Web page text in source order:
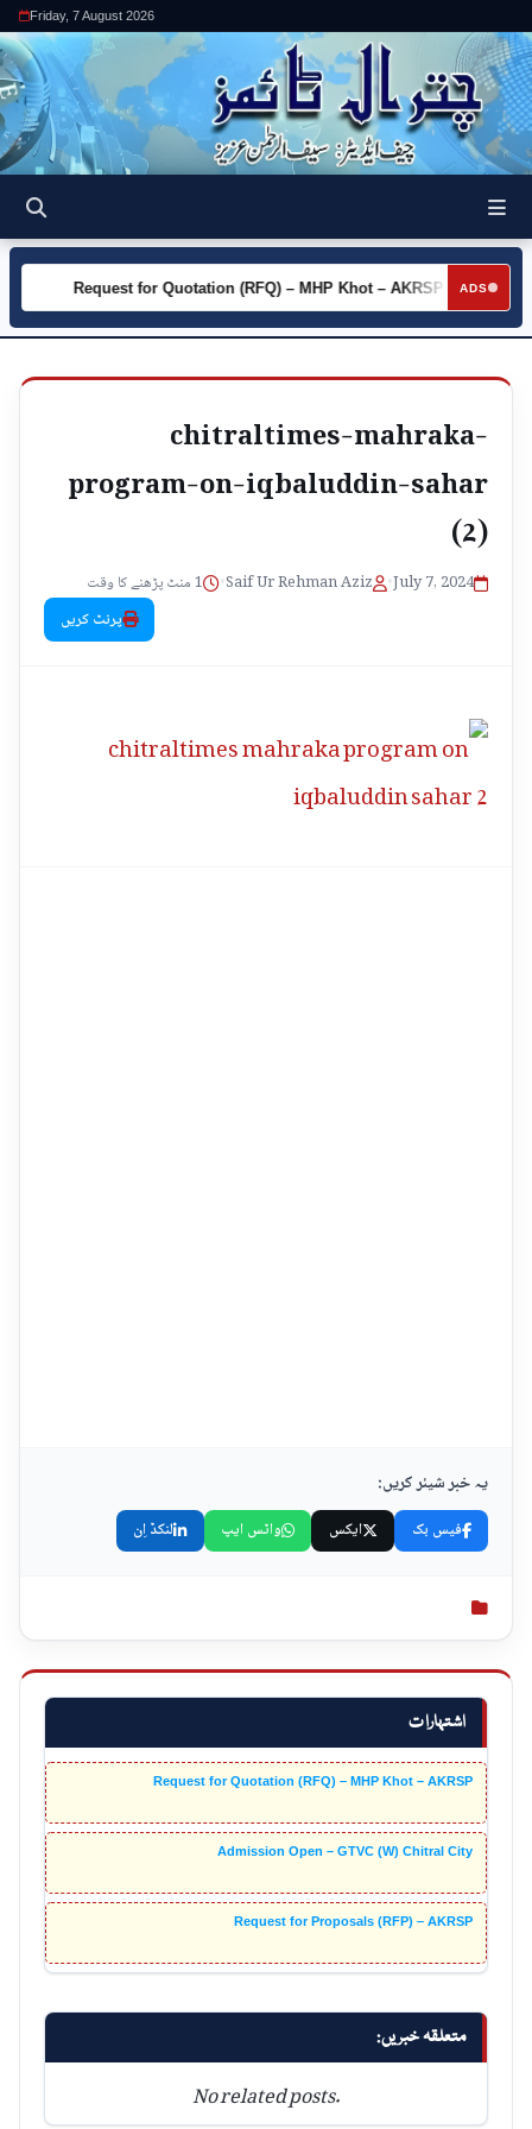
Friday, 7 August 2026
ADS
►
Request for Quotation (RFQ) – MHP Khot – AKRSP
اشتہارات
Request for Quotation (RFQ) – MHP Khot – AKRSP
Admission Open – GTVC (W) Chitral City
Request for Proposals (RFP) – AKRSP
متعلقہ خبریں:
No related posts.
chitraltimes-mahraka-
program-on-iqbaluddin-sahar
(2)
July 7, 2024
•
Saif Ur Rehman Aziz
•
1 منٹ پڑھنے کا وقت
پرنٹ کریں
یہ خبر شیئر کریں:
فیس بک ایکس واٹس ایپ لنکڈ اِن